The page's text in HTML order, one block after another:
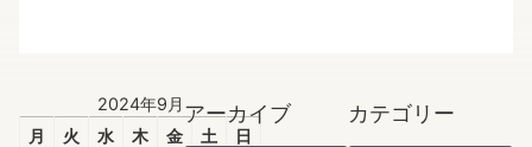
2024年9月
月
火 水 木 金 土
日
アーカイブ カテゴリー